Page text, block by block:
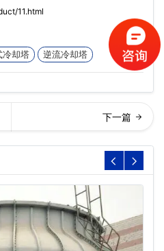
11.html
冷却塔 逆流冷却塔
业冷却塔有哪些特点,工业冷
却塔的优势